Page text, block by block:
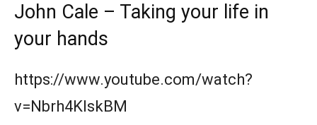
John Cale – Taking your life in
your hands
https://www.youtube.com/watch?
v=Nbrh4KlskBM